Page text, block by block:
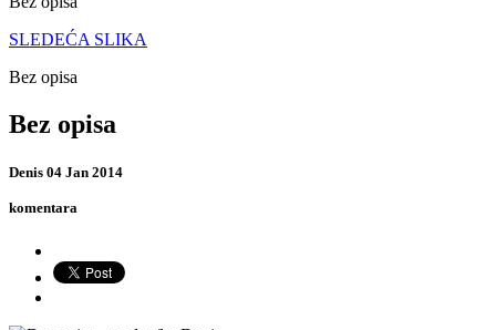
SLEDEĆA SLIKA
Bez opisa
Bez opisa
Denis 04 Jan 2014
komentara